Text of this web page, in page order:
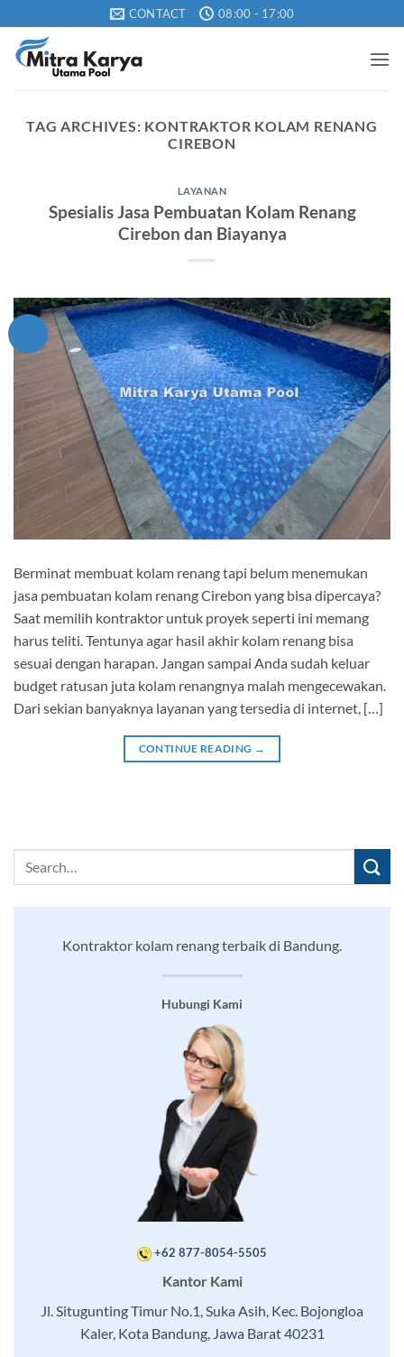
to
content
CONTACT 08:00 - 17:00
TAG ARCHIVES: KONTRAKTOR KOLAM RENANG
CIREBON
LAYANAN
Spesialis Jasa Pembuatan Kolam Renang
Cirebon dan Biayanya
Berminat membuat kolam renang tapi belum menemukan
jasa pembuatan kolam renang Cirebon yang bisa dipercaya?
Saat memilih kontraktor untuk proyek seperti ini memang
harus teliti. Tentunya agar hasil akhir kolam renang bisa
sesuai dengan harapan. Jangan sampai Anda sudah keluar
budget ratusan juta kolam renangnya malah mengecewakan.
Dari sekian banyaknya layanan yang tersedia di internet, […]
CONTINUE READING →
Kontraktor kolam renang terbaik di Bandung.
Hubungi Kami
+62 877-8054-5505
Kantor Kami
Jl. Situgunting Timur No.1, Suka Asih, Kec. Bojongloa
Kaler, Kota Bandung, Jawa Barat 40231